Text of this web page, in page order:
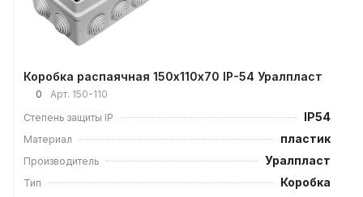
Коробка распаячная 150х110х70 IP-54 Уралпласт
0 Арт. 150-110
Степень защиты IP
IP54
Материал пластик
Производитель Уралпласт
Тип Коробка